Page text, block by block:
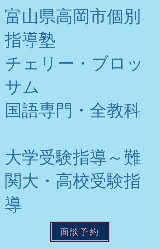
富山県高岡市個別
指導塾
チェリー・ブロッ
サム
​国語専門・全教科
大学受験指導～難
関大・高校受験指
導
面談予約